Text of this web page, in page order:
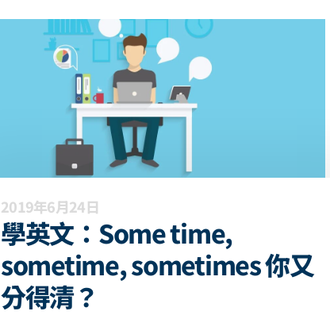
2019年6月24日
學英文：Some time,
sometime, sometimes 你又
分得清？